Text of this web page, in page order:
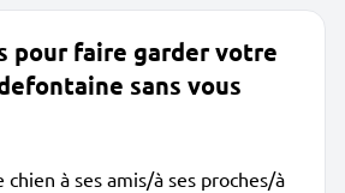
pour faire garder votre
sans vous
à ses amis/à ses proches/à